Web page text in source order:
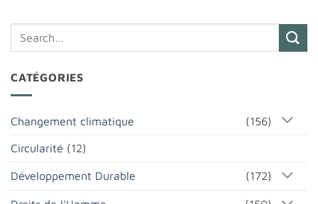
CATÉGORIES
Changement climatique (156)
Circularité (12)
Développement Durable (172)